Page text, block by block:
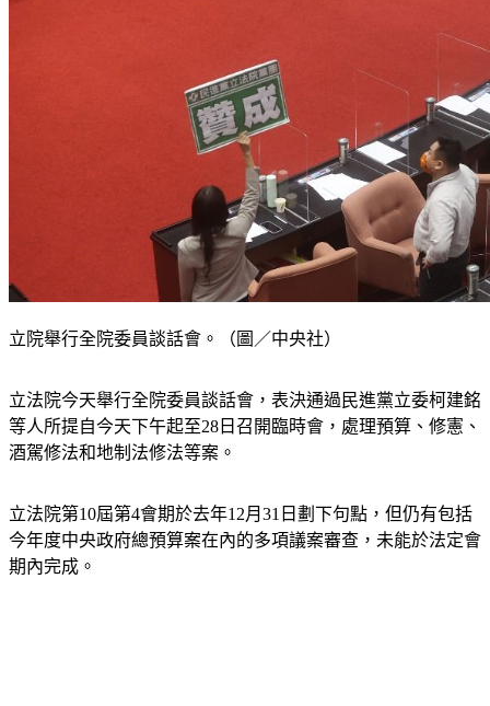
等人所提自今天下午起至28日召開臨時會，處理預算、修憲、
酒駕修法和地制法修法等案。
今年度中央政府總預算案在內的多項議案審查，未能於法定會
期內完成。